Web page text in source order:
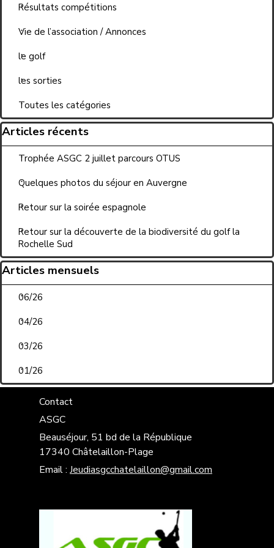
Résultats compétitions
Vie de l’association / Annonces
le golf
les sorties
Toutes les catégories
Sauter le bloc Articles récents
Articles récents
Trophée ASGC 2 juillet parcours OTUS
Quelques photos du séjour en Auvergne
Retour sur la soirée espagnole
Retour sur la découverte de la biodiversité du golf la
Rochelle Sud
Sauter le bloc Articles mensuels
Articles mensuels
06/26
04/26
03/26
01/26
Contact
ASGC
Beauséjour, 51 bd de la République
17340 Châtelaillon-Plage
Email : Jeudiasgcchatelaillon@gmail.com